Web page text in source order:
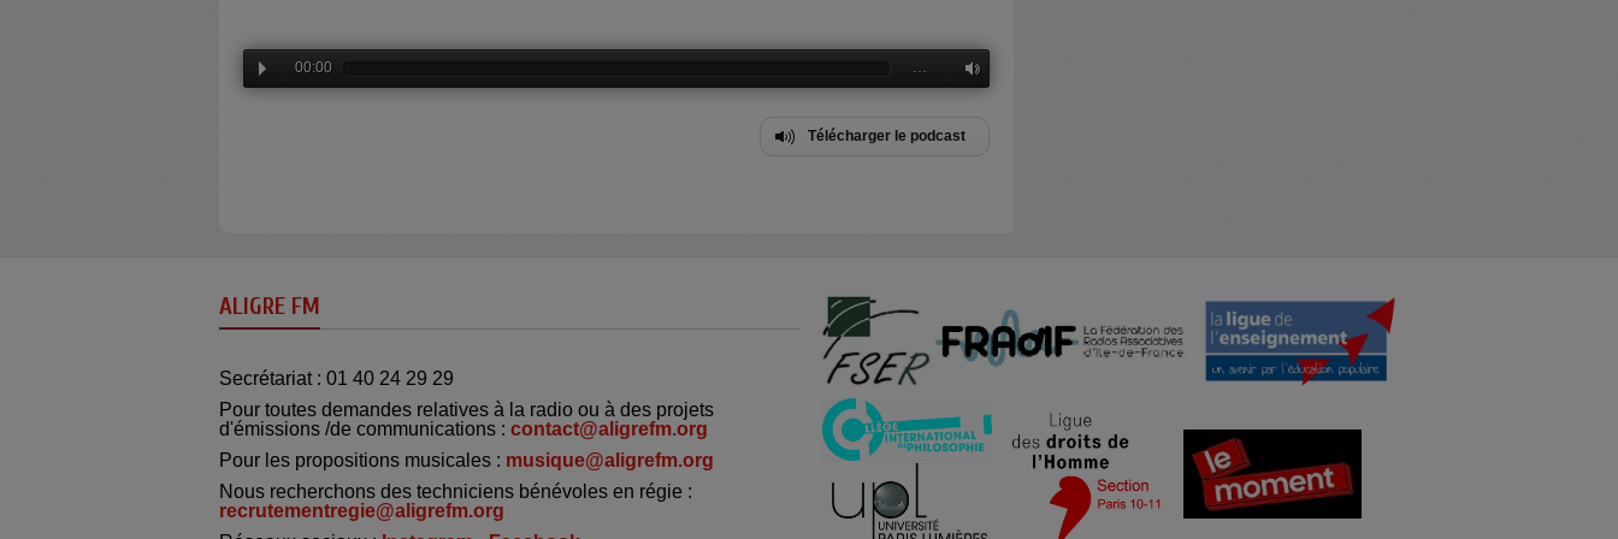
00:00 …
Télécharger le podcast
ALIGRE FM
Secrétariat : 01 40 24 29 29
Pour toutes demandes relatives à la radio ou à des projets
d'émissions /de communications : contact@aligrefm.org
Pour les propositions musicales : musique@aligrefm.org
Nous recherchons des techniciens bénévoles en régie :
recrutementregie@aligrefm.org